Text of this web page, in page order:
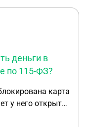
деньги в
по 115-ФЗ?
карта
у него открыт
Как нам